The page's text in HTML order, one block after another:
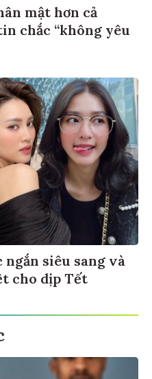
mật hơn cả
chắc “không yêu
siêu sang và
cho dịp Tết